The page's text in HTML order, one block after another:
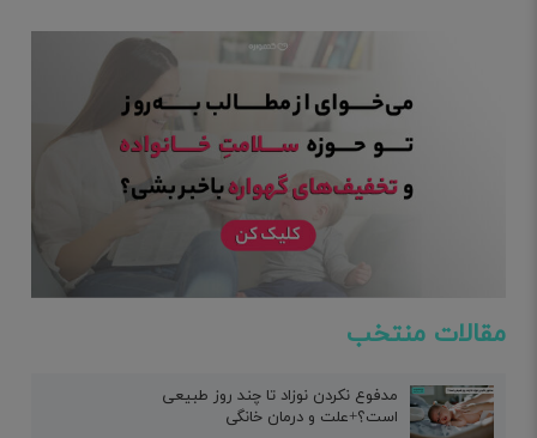
مقالات منتخب
مدفوع نکردن نوزاد تا چند روز طبیعی
است؟+علت و درمان خانگی